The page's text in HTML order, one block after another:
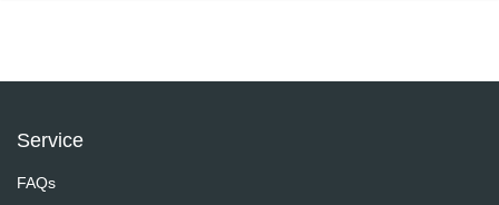
Service
FAQs